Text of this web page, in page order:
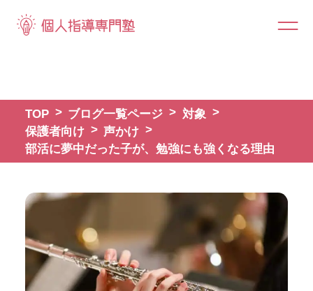
TOP ブログ一覧ページ
対象
保護者向け
声かけ
部活に夢中だった子が、勉強にも強くなる理由